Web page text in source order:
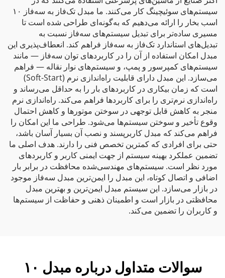
سیستم‌های سوئیچینگ کار می‌کنند. ما مبدل تک‌فاز به سه‌فاز ۱۰
اسب بخار را ارائه می‌دهیم که به‌گونه‌ای طراحی شده است تا
مسیری ساده‌تر برای تبدیل سیستم‌های سه‌فاز نسبت به
تبدیل‌های استاندارد تک‌فاز به سه‌فاز فراهم کند. انعطاف‌پذیری این
مبدل امکان استفاده از آن را در کاربردهای توان سه‌فاز — مانند
سیستم‌های کمپرسور و پمپ، و سیستم‌های نوار نقاله — فراهم
می‌سازد. این مبدل دارای قابلیت راه‌اندازی نرم (Soft-Start)
است که زمان بیکاری در کاربردهای بار را به حداقل می‌رساند و
راه‌اندازی نرم‌تری را برای کاربردها فراهم می‌کند. راه‌اندازی نرم
منجر به کاهش قابل توجهی در سوختن موتورها و کاهش احتمال
وقوع تأخیر و سوختن سیستم‌ها می‌شود. طراحی ما این امکان را
فراهم می‌کند که مبدل کاربرپسند و نصب آن بسیار آسان باشد،
حتی برای افرادی که کمترین تخصص فنی را دارند. هدف اصلی ما
تضمین عملکرد بهینه سیستم از جهت ایمنی کاربر و کاربردهای
مورد نظر است. سیستم‌های مهندسی‌شده محافظت در برابر بار
اضافی و اتصال کوتاه، این مبدل را ایمن‌ترین مبدل سه‌فاز موجود
در بازار می‌سازد. این سیستم مبدل ایمن‌ترین و بهترین مبدل
محافظتی در بازار است و اطمینان ذهنی و حفاظت از سیستم‌ها
و کاربران را تضمین می‌کند.
سوالات متداول درباره مبدل ۱۰